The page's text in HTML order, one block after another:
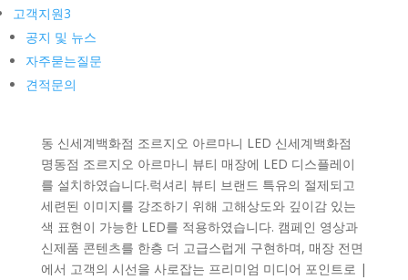
고객지원3
공지 및 뉴스
자주묻는질문
견적문의
명동 신세계백화점 조르지오
아르마니 LED
에 의해서
동 신세계백화점 조르지오 아르마니 LED 신세계백화점
명동점 조르지오 아르마니 뷰티 매장에 LED 디스플레이
를 설치하였습니다.럭셔리 뷰티 브랜드 특유의 절제되고
세련된 이미지를 강조하기 위해 고해상도와 깊이감 있는
색 표현이 가능한 LED를 적용하였습니다. 캠페인 영상과
신제품 콘텐츠를 한층 더 고급스럽게 구현하며, 매장 전면
에서 고객의 시선을 사로잡는 프리미엄 미디어 포인트로 |